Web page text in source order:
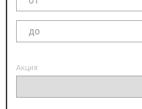
Акция: